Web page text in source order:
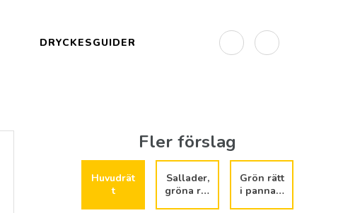
DRYCKESGUIDER
Fler förslag
Huvudrät
t
Sallader,
gröna rät
Grön rätt
i panna/u